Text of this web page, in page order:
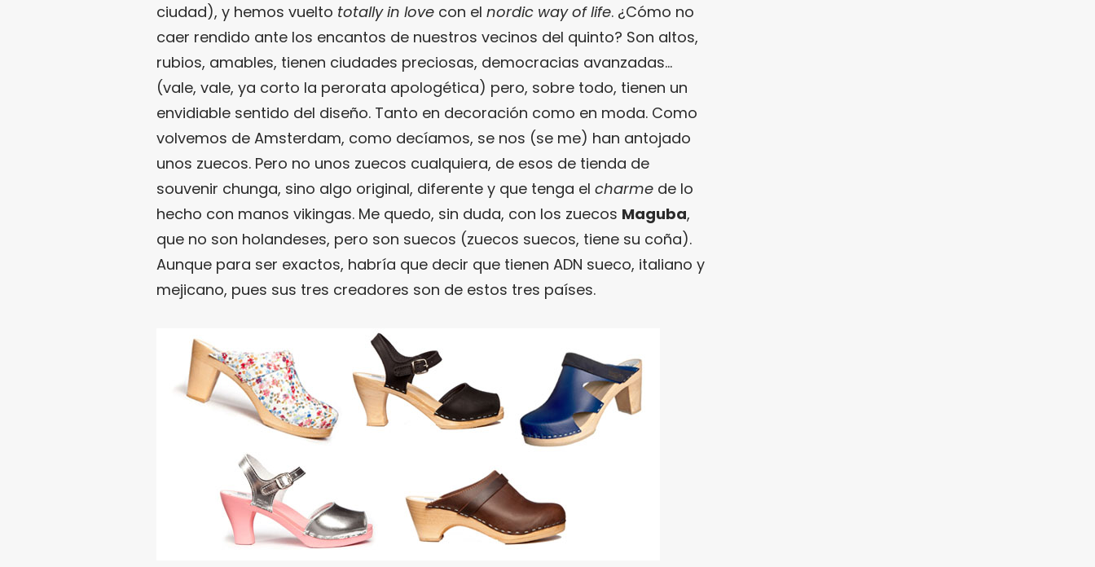
ciudad), y hemos vuelto totally in love con el nordic way of life. ¿Cómo no
caer rendido ante los encantos de nuestros vecinos del quinto? Son altos,
rubios, amables, tienen ciudades preciosas, democracias avanzadas…
(vale, vale, ya corto la perorata apologética) pero, sobre todo, tienen un
envidiable sentido del diseño. Tanto en decoración como en moda. Como
volvemos de Amsterdam, como decíamos, se nos (se me) han antojado
unos zuecos. Pero no unos zuecos cualquiera, de esos de tienda de
souvenir chunga, sino algo original, diferente y que tenga el charme de lo
hecho con manos vikingas. Me quedo, sin duda, con los zuecos Maguba,
que no son holandeses, pero son suecos (zuecos suecos, tiene su coña).
Aunque para ser exactos, habría que decir que tienen ADN sueco, italiano y
mejicano, pues sus tres creadores son de estos tres países.